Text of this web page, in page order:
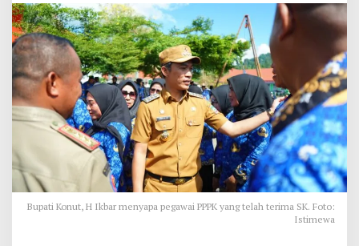
5
P
P
P
K
T
a
u
n
2
0
2
4
T
Bupati Konut, H Ikbar menyapa pegawai PPPK yang telah terima SK. Foto:
Istimewa